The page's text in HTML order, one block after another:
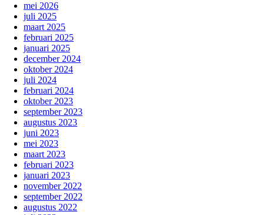
mei 2026
juli 2025
maart 2025
februari 2025
januari 2025
december 2024
oktober 2024
juli 2024
februari 2024
oktober 2023
september 2023
augustus 2023
juni 2023
mei 2023
maart 2023
februari 2023
januari 2023
november 2022
september 2022
augustus 2022